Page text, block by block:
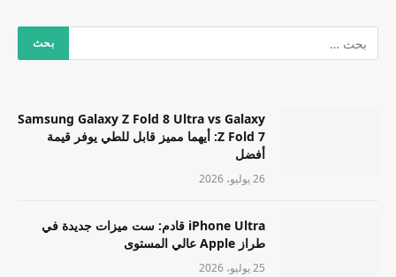
Samsung Galaxy Z Fold 8 Ultra vs Galaxy
Z Fold 7: أيهما مميز قابل للطي يوفر قيمة
أفضل
26 يوليو، 2026
iPhone Ultra قادم: ست ميزات جديدة في
طراز Apple عالي المستوى
25 يوليو، 2026